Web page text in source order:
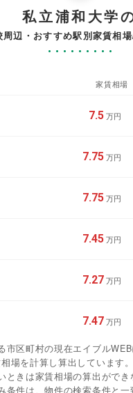
私立浦和大学
周辺・おすすめ駅別家賃相
家賃相場
7.5 万円
7.75 万円
7.75 万円
7.45 万円
7.27 万円
7.47 万円
市区町村の現在エイブル
場を計算し算出しています。
ときは家賃相場の算出ができ
条件は、物件の検索条件と一